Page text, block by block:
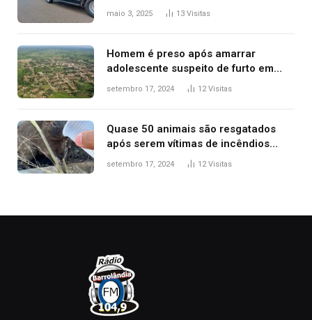
polícia
maio 3, 2025 13 Visitas
Homem é preso após amarrar
adolescente suspeito de furto em
estaca de cerca e agredi-lo
setembro 17, 2024 12Visitas
Quase 50 animais são resgatados
após serem vítimas de incêndios
florestais no Tocantins
setembro 17, 2024 12Visitas